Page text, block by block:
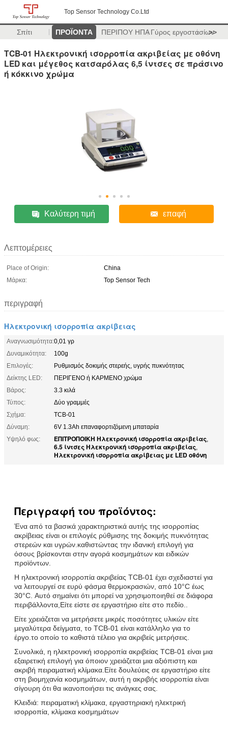
Top Sensor Technology Co.Ltd
Σπίτι ΠΡΟΪΟΝΤΑ ΠΕΡΙΠΟΥ ΗΠΑΓύρος εργοστασίων
>>
TCB-01 Ηλεκτρονική ισορροπία ακριβείας με οθόνη
LED και μέγεθος κατσαρόλας 6,5 ίντσες σε πράσινο
ή κόκκινο χρώμα
Καλύτερη τιμή επαφή
Λεπτομέρειες
Place of Origin:
China
Μάρκα:
Top Sensor Tech
περιγραφή
Ηλεκτρονική ισορροπία ακρίβειας
Αναγνωσιμότητα:0,01 γρ
Δυναμικότητα:
100g
Επιλογές:
Ρυθμισμός δοκιμής στερεής, υγρής πυκνότητας
Δείκτης LED:
ΠΕΡΙΓΕΝΟ ή ΚΑΡΜΕΝΟ χρώμα
Βάρος:
3.3 κιλά
Τύπος:
Δύο γραμμές
Σχήμα:
TCB-01
Δύναμη:
6V 1.3Ah επαναφορτιζόμενη μπαταρία
Υψηλό φως:
ΕΠΙΤΡΟΠΟΙΚΗ Ηλεκτρονική ισορροπία ακριβείας,
6.5 ίντσες Ηλεκτρονική ισορροπία ακριβείας,
Ηλεκτρονική ισορροπία ακρίβειας με LED οθόνη
Περιγραφή του προϊόντος:
Ένα από τα βασικά χαρακτηριστικά αυτής της ισορροπίας
ακρίβειας είναι οι επιλογές ρύθμισης της δοκιμής πυκνότητας
στερεών και υγρών.καθιστώντας την ιδανική επιλογή για
όσους βρίσκονται στην αγορά κοσμημάτων και ειδικών
προϊόντων.
Η ηλεκτρονική ισορροπία ακριβείας TCB-01 έχει σχεδιαστεί για
να λειτουργεί σε ευρύ φάσμα θερμοκρασιών, από 10°C έως
30°C. Αυτό σημαίνει ότι μπορεί να χρησιμοποιηθεί σε διάφορα
περιβάλλοντα,Είτε είστε σε εργαστήριο είτε στο πεδίο..
Είτε χρειάζεται να μετρήσετε μικρές ποσότητες υλικών είτε
μεγαλύτερα δείγματα, το TCB-01 είναι κατάλληλο για το
έργο.το οποίο το καθιστά τέλειο για ακριβείς μετρήσεις.
Συνολικά, η ηλεκτρονική ισορροπία ακριβείας TCB-01 είναι μια
εξαιρετική επιλογή για όποιον χρειάζεται μια αξιόπιστη και
ακριβή πειραματική κλίμακα.Είτε δουλεύεις σε εργαστήριο είτε
στη βιομηχανία κοσμημάτων, αυτή η ακριβής ισορροπία είναι
σίγουρη ότι θα ικανοποιήσει τις ανάγκες σας.
Κλειδιά: πειραματική κλίμακα, εργαστηριακή ηλεκτρική
ισορροπία, κλίμακα κοσμημάτων